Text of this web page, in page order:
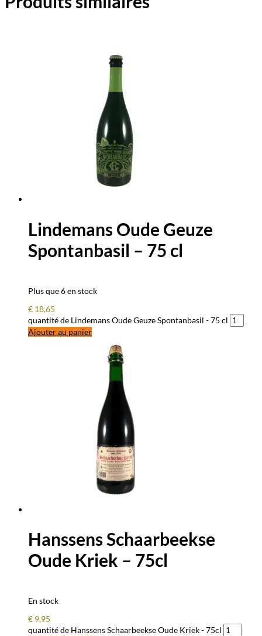
Lindemans Oude Geuze
Spontanbasil – 75 cl
Plus que 6 en stock
€ 18,65
quantité de Lindemans Oude Geuze Spontanbasil - 75 cl
Ajouter au panier
Hanssens Schaarbeekse
Oude Kriek – 75cl
En stock
€ 9,95
quantité de Hanssens Schaarbeekse Oude Kriek - 75cl